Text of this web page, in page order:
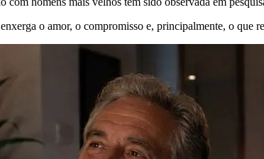
o amor, o compromisso e, principalmente, o que